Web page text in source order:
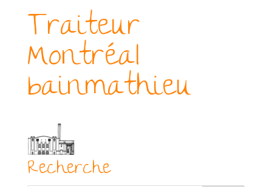
Traiteur
Montréal
bainmathieu
Recherche